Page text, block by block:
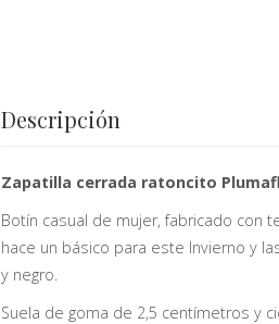
Descripción
Zapatilla cerrada ratoncito
Botín casual de mujer, fabricado con
hace un básico para este Invierno y
y negro.
Suela de goma de 2,5 centímetros y